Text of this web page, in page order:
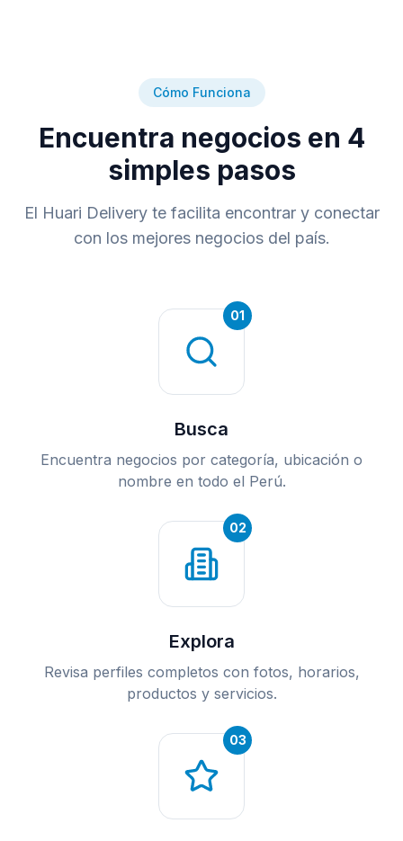
Cómo Funciona
Encuentra negocios en 4
simples pasos
El Huari Delivery te facilita encontrar y conectar
con los mejores negocios del país.
01
Busca
Encuentra negocios por categoría, ubicación o
nombre en todo el Perú.
02
Explora
Revisa perfiles completos con fotos, horarios,
productos y servicios.
03